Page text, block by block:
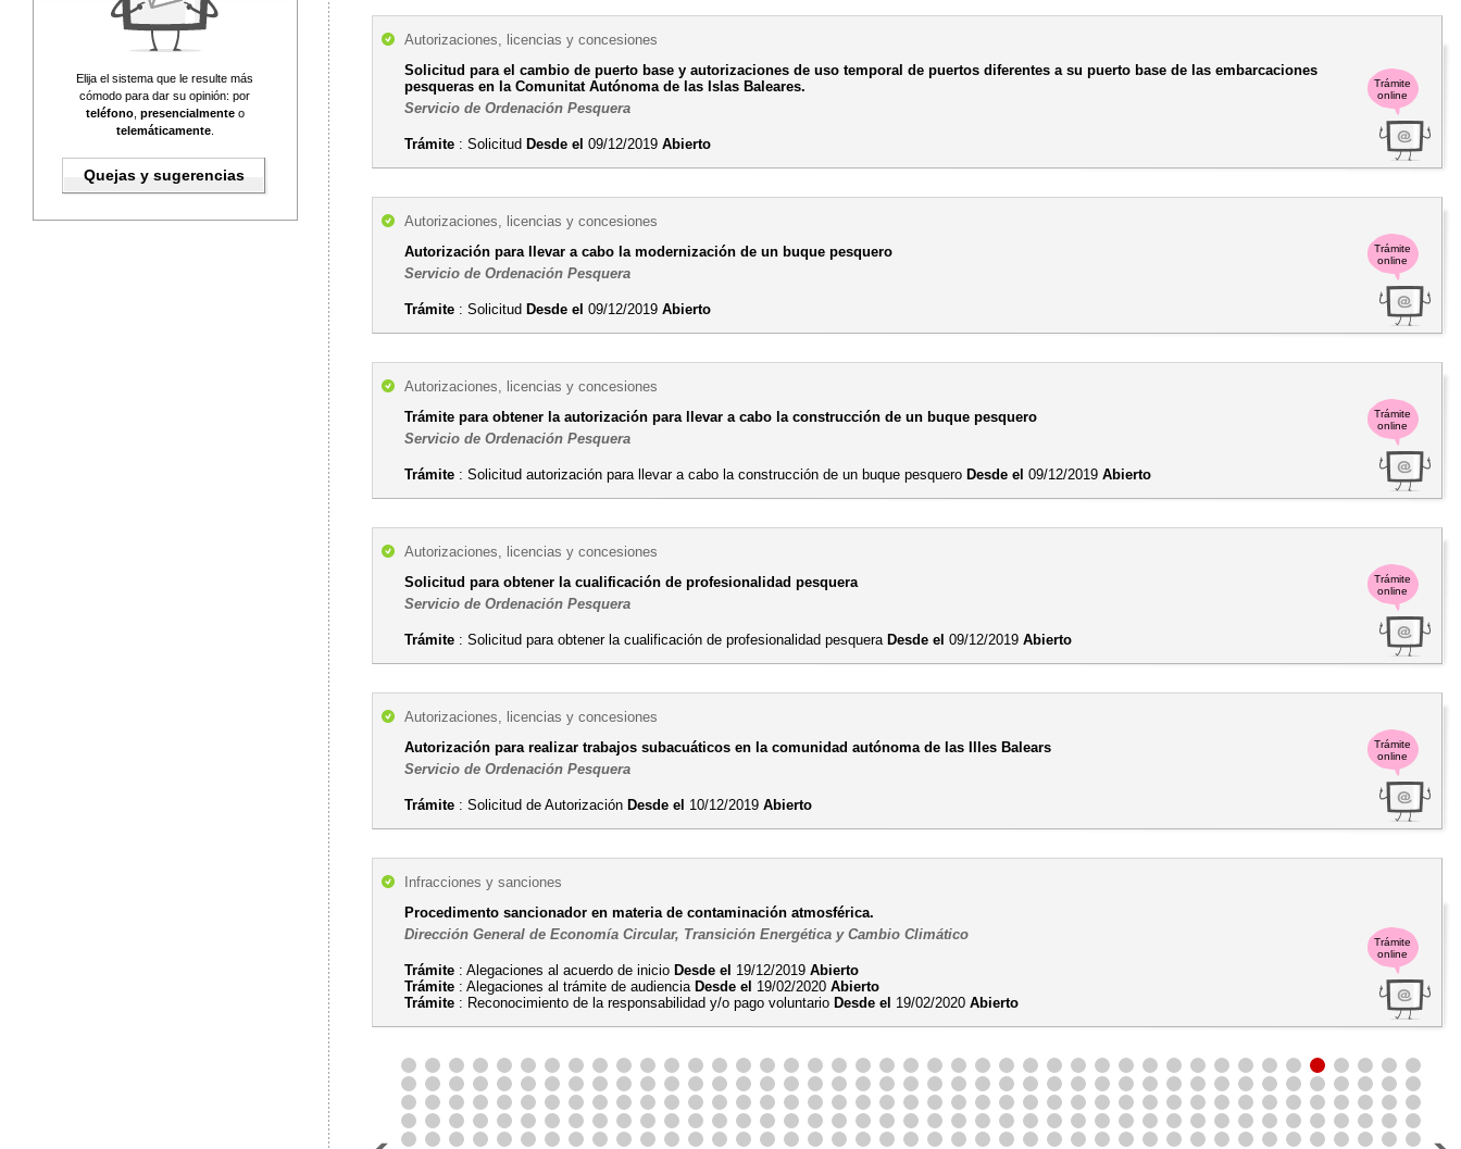
Trámite
online
Autorizaciones, licencias y concesiones
Solicitud para el cambio de puerto base y autorizaciones de uso temporal de puertos diferentes a su puerto base de las embarcaciones
pesqueras en la Comunitat Autónoma de las Islas Baleares.
Servicio de Ordenación Pesquera
Trámite : Solicitud Desde el 09/12/2019Abierto
Trámite
online
Autorizaciones, licencias y concesiones
Autorización para llevar a cabo la modernización de un buque pesquero
Servicio de Ordenación Pesquera
Trámite : Solicitud Desde el 09/12/2019Abierto
Trámite
online
Autorizaciones, licencias y concesiones
Trámite para obtener la autorización para llevar a cabo la construcción de un buque pesquero
Servicio de Ordenación Pesquera
Trámite : Solicitud autorización para llevar a cabo la construcción de un buque pesquero Desde el 09/12/2019Abierto
Trámite
online
Autorizaciones, licencias y concesiones
Solicitud para obtener la cualificación de profesionalidad pesquera
Servicio de Ordenación Pesquera
Trámite : Solicitud para obtener la cualificación de profesionalidad pesquera Desde el 09/12/2019Abierto
Trámite
online
Autorizaciones, licencias y concesiones
Autorización para realizar trabajos subacuáticos en la comunidad autónoma de las Illes Balears
Servicio de Ordenación Pesquera
Trámite : Solicitud de Autorización Desde el 10/12/2019Abierto
Trámite
online
Infracciones y sanciones
Procedimento sancionador en materia de contaminación atmosférica.
Dirección General de Economía Circular, Transición Energética y Cambio Climático
Trámite : Alegaciones al acuerdo de inicio Desde el 19/12/2019Abierto
Trámite : Alegaciones al trámite de audiencia Desde el 19/02/2020Abierto
Trámite : Reconocimiento de la responsabilidad y/o pago voluntario Desde el 19/02/2020Abierto
Elija el sistema que le resulte más
cómodo para dar su opinión: por
teléfono, presencialmenteo
telemáticamente.
Quejas y sugerencias